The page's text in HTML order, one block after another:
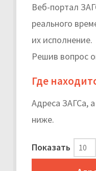
Веб-портал
реального
их исполнение.
Решив вопрос
Где
Адреса ЗАГСа,
ниже.
Показать